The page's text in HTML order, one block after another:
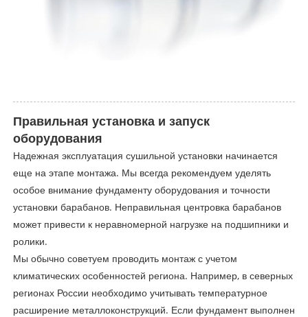
Правильная установка и запуск
оборудования
Надежная эксплуатация сушильной установки начинается
еще на этапе монтажа. Мы всегда рекомендуем уделять
особое внимание фундаменту оборудования и точности
установки барабанов. Неправильная центровка барабанов
может привести к неравномерной нагрузке на подшипники и
ролики.
Мы обычно советуем проводить монтаж с учетом
климатических особенностей региона. Например, в северных
регионах России необходимо учитывать температурное
расширение металлоконструкций. Если фундамент выполнен